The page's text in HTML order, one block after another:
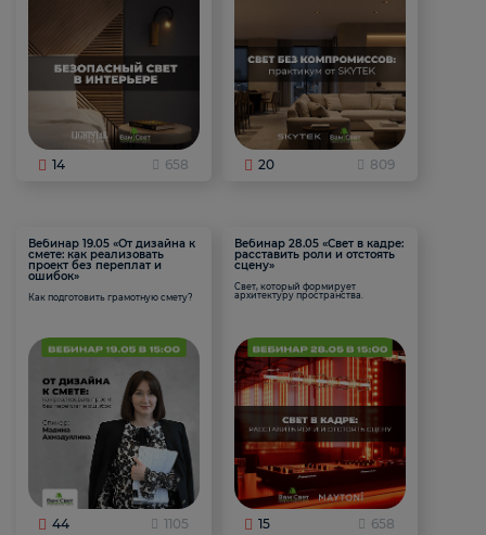
14 658 20 809
Вебинар 19.05 «От дизайна к
смете: как реализовать
проект без переплат и
ошибок»
Как подготовить грамотную смету?
44 1105
Вебинар 28.05 «Свет в кадре:
расставить роли и отстоять
сцену»
Свет, который формирует
архитектуру пространства.
15 658